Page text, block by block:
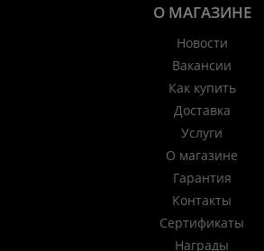
О МАГАЗИНЕ
Новости
Вакансии
Как купить
Доставка
Услуги
О магазине
Гарантия
Контакты
Сертификаты
Награды